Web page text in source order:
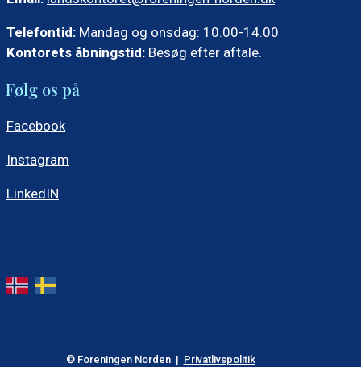
Telefontid: Mandag og onsdag: 10.00-14.00
Kontorets åbningstid: Besøg efter aftale.
Følg os på
Facebook
Instagram
LinkedIN
© Foreningen Norden | Privatlivspolitik